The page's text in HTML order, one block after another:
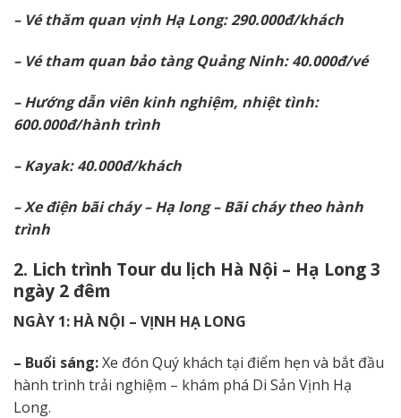
– Vé thăm quan vịnh Hạ Long: 290.000đ/khách
– Vé tham quan bảo tàng Quảng Ninh: 40.000đ/vé
– Hướng dẫn viên kinh nghiệm, nhiệt tình:
600.000đ/hành trình
– Kayak: 40.000đ/khách
– Xe điện bãi cháy – Hạ long – Bãi cháy theo hành
trình
2. Lich trình Tour du lịch Hà Nội – Hạ Long 3
ngày 2 đêm
NGÀY 1: HÀ NỘI – VỊNH HẠ LONG
– Buổi sáng:Xe đón Quý khách tại điểm hẹn và bắt đầu
hành trình trải nghiệm – khám phá Di Sản Vịnh Hạ
Long.